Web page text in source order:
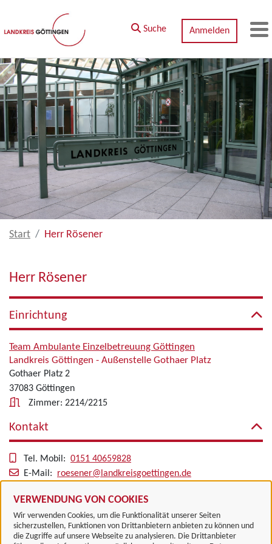
Zum Hauptinhalt springen
VERWENDUNG VON COOKIES
Wir verwenden Cookies, um die Funktionalität unserer Seiten
sicherzustellen, Funktionen von Drittanbietern anbieten zu können und
die Zugriffe auf unsere Webseite zu analysieren. Die Drittanbieter
Suche Anmelden
Start Herr Rösener
Herr Rösener
Einrichtung
Team Ambulante Einzelbetreuung Göttingen
Landkreis Göttingen - Außenstelle Gothaer Platz
Gothaer Platz 2
37083 Göttingen
Zimmer: 2214/2215
Kontakt
Tel. Mobil: 0151 40659828
E-Mail: roesener@landkreisgoettingen.de
Alle zugeordneten Einrichtungen